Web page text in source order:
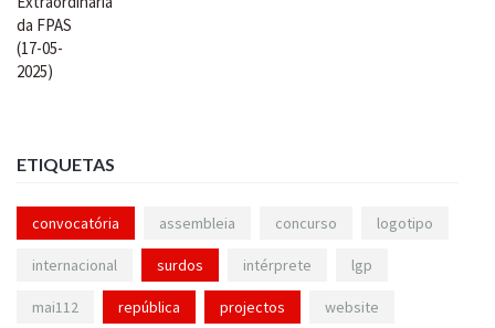
ETIQUETAS
convocatória assembleia concurso logotipo
internacional surdos intérprete lgp
mai112 república projectos website